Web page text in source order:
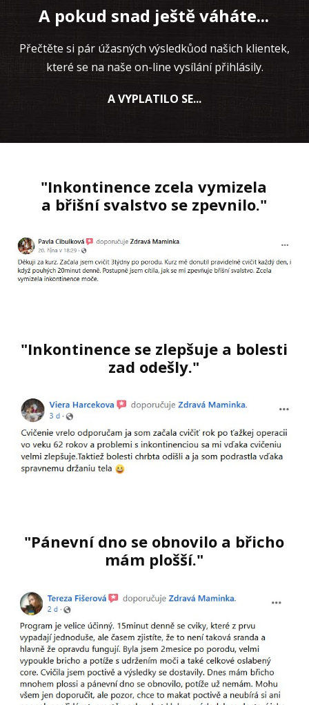
A pokud snad ještě váháte...
Přečtěte si pár úžasných výsledkůod našich klientek,
které se na naše on-line vysílání přihlásily.
A VYPLATILO SE...
"Inkontinence zcela vymizela
a břišní svalstvo se zpevnilo."
"Inkontinence se zlepšuje a bolesti
zad odešly."
"Pánevní dno se obnovilo a břicho
mám plošší."